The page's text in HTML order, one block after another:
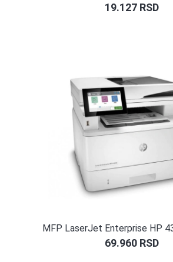
19.127 RSD
MFP LaserJet Enterprise HP
69.960 RSD